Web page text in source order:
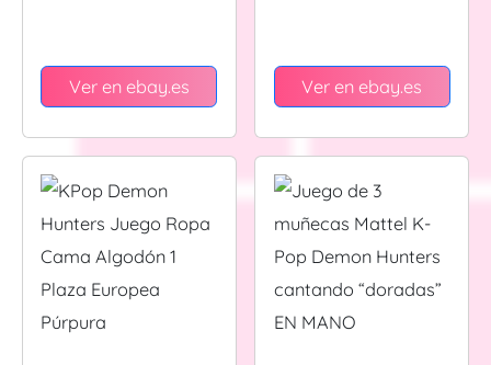
Morado Nuevo
Ver en ebay.es
Plaza
Ver en ebay.es